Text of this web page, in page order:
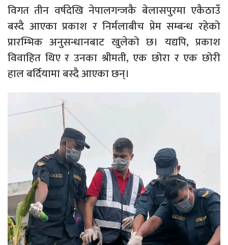
विगत तीन वर्षदेखि नेपालगन्जकै बेलासपुरमा एकैठाउँ
बस्दै आएका प्रकाश र निर्मलाबीच प्रेम सम्बन्ध रहेको
प्रारम्भिक अनुसन्धानबाट खुलेको छ। यद्यपि, प्रकाश
विवाहित थिए र उनका श्रीमती, एक छोरा र एक छोरी
हाल बर्दियामा बस्दै आएका छन्।